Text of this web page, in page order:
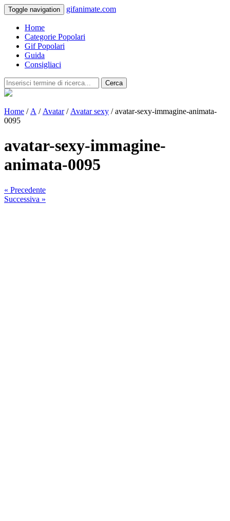
Toggle navigation gifanimate.com
Home
Categorie Popolari
Gif Popolari
Guida
Consigliaci
Cerca
Home / A / Avatar/ Avatar sexy / avatar-sexy-immagine-animata-
0095
avatar-sexy-immagine-
animata-0095
« Precedente
Successiva »